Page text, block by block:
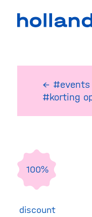
← #events
#korting
100%
discount